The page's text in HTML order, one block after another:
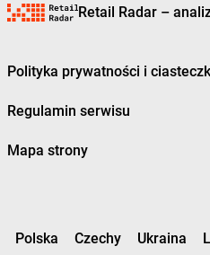
Retail Radar –
Polityka prywatności i
Regulamin serwisu
Mapa strony
Polska Czechy Ukraina